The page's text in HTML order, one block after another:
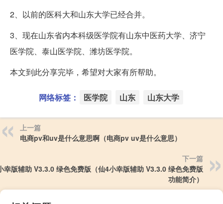
2、以前的医科大和山东大学已经合并。
3、现在山东省内本科级医学院有山东中医药大学、济宁
医学院、泰山医学院、潍坊医学院。
本文到此分享完毕，希望对大家有所帮助。
网络标签： 医学院 山东 山东大学
上一篇
电商pv和uv是什么意思啊（电商pv uv是什么意思）
下一篇
幸版辅助 V3.3.0 绿色免费版（仙4小幸版辅助 V3.3.0 绿色免费版
功能简介）